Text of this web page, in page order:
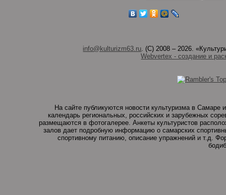
info@kulturizm63.ru . (C) 2008 – 2026.
Webvertex - создание и
На сайте публикуются новости культуризма в
календарь региональных, российских и зарубежных
размещаются в фотогалерее. Анкеты культуристов
залов дает подробную информацию о самарских
спортивному питанию, описание упражнений и т.д.